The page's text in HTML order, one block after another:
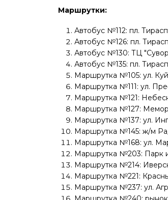
Маршрутки:
Автобус №112: пл.
Автобус №126: пл.
Автобус №130: ТЦ
Автобус №135: пл.
Маршрутка №105: ул.
Маршрутка №111: ул.
Маршрутка №121:
Маршрутка №127:
Маршрутка №137: ул.
Маршрутка №145: ж/м
Маршрутка №168: ул.
Маршрутка №203: Парк
Маршрутка №214:
Маршрутка №221:
Маршрутка №237: ул.